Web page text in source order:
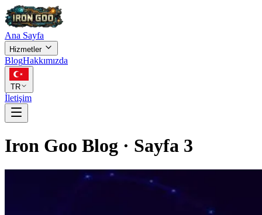
Ana Sayfa
Hizmetler
BlogHakkımızda
TR
İletişim
Iron Goo Blog · Sayfa 3